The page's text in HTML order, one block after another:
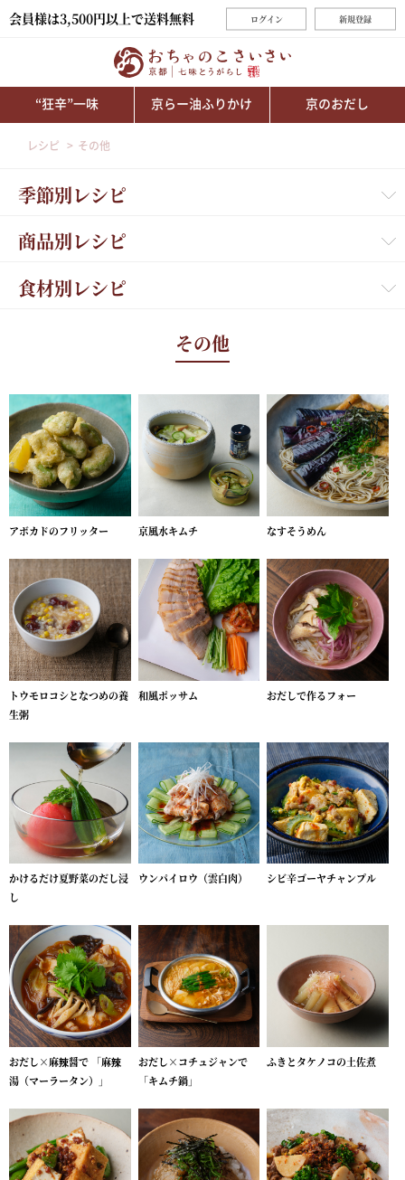
会員様は3,500円以上で送料無料 ログイン 新規登録
“狂辛”一味 京らー油ふりかけ 京のおだし
レシピ その他
季節別レシピ
商品別レシピ
食材別レシピ
その他
アボカドのフリッター 京風水キムチ なすそうめん
トウモロコシとなつめの養
生粥
和風ポッサム おだしで作るフォー
かけるだけ夏野菜のだし浸
し
ウンパイロウ（雲白肉） シビ辛ゴーヤチャンプル
おだし×麻辣醤で 「麻辣
湯（マーラータン）」
おだし×コチュジャンで
「キムチ鍋」
ふきとタケノコの土佐煮